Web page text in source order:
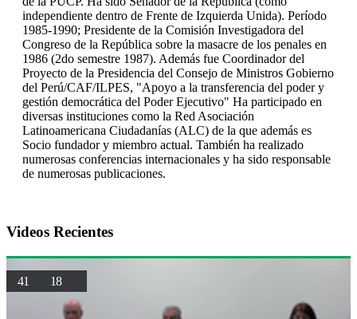
independiente dentro de Frente de Izquierda Unida). Período
1985-1990; Presidente de la Comisión Investigadora del
Congreso de la República sobre la masacre de los penales en
1986 (2do semestre 1987). Además fue Coordinador del
Proyecto de la Presidencia del Consejo de Ministros Gobierno
del Perú/CAF/ILPES, "Apoyo a la transferencia del poder y
gestión democrática del Poder Ejecutivo" Ha participado en
diversas instituciones como la Red Asociación
Latinoamericana Ciudadanías (ALC) de la que además es
Socio fundador y miembro actual. También ha realizado
numerosas conferencias internacionales y ha sido responsable
de numerosas publicaciones.
Videos Recientes
41 18